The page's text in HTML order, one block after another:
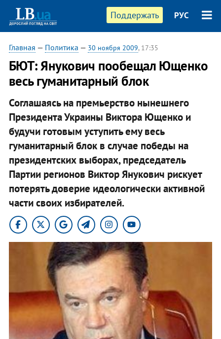
Поддержать РУС
Главная — Политика — 30 ноября 2009, 17:35
БЮТ: Янукович пообещал Ющенко
весь гуманитарный блок
Соглашаясь на премьерство нынешнего
Президента Украины Виктора Ющенко и
будучи готовым уступить ему весь
гуманитарный блок в случае победы на
президентских выборах, председатель
Партии регионов Виктор Янукович рискует
потерять доверие идеологически активной
части своих избирателей.